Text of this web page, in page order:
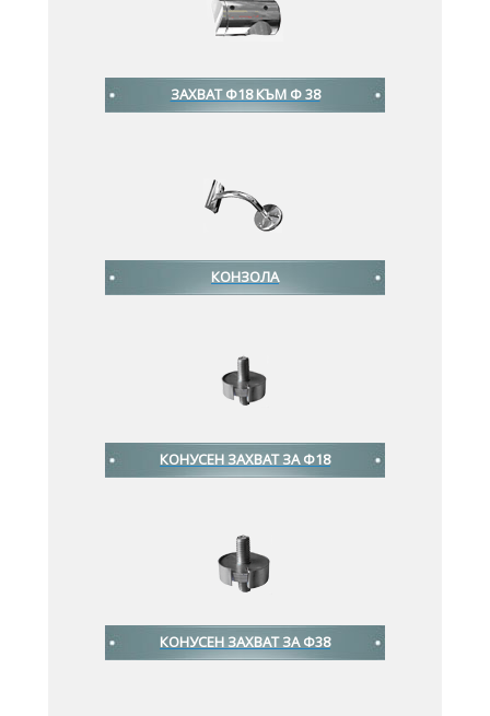
ЗАХВАТ Ф18 КЪМ Ф 38
КОНЗОЛА
КОНУСЕН ЗАХВАТ ЗА Ф18
КОНУСЕН ЗАХВАТ ЗА Ф38